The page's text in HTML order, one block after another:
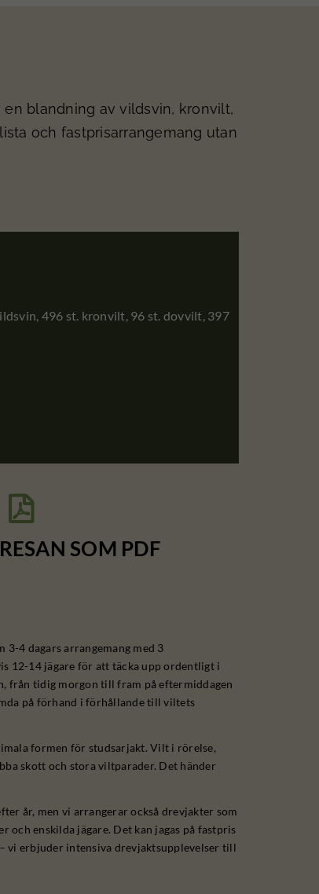
blandning av vildsvin, kronvilt,
och fastprisarrangemang utan
496 st. kronvilt, 96 st. dovvilt, 397

SOM PDF
4 dagars arrangemang med 3
12-14 jägare för att täcka upp ordentligt i
från tidig morgon till fram på eftermiddagen
på förhand i förhållande till viltets
formen för studsarjakt. Vilt i rörelse,
skott och stora viltparader. Det händer
år, men vi arrangerar också drevjakter som
enskilda jägare. Det kan jagas på fastpris
vi erbjuder intensiva drevjaktsupplevelser till